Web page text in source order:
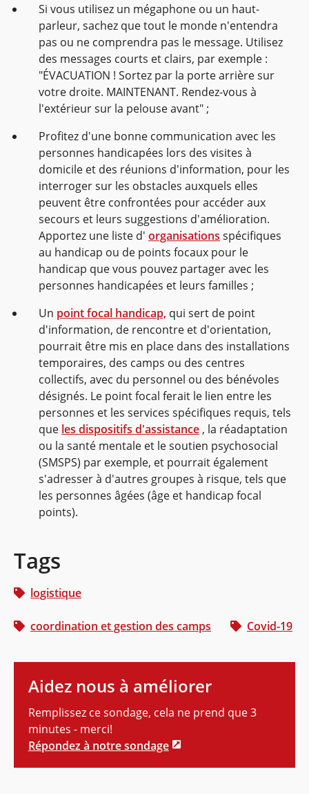
Si vous utilisez un mégaphone ou un haut-
parleur, sachez que tout le monde n'entendra
pas ou ne comprendra pas le message. Utilisez
des messages courts et clairs, par exemple :
"ÉVACUATION ! Sortez par la porte arrière sur
votre droite. MAINTENANT. Rendez-vous à
l'extérieur sur la pelouse avant" ;
Profitez d'une bonne communication avec les
personnes handicapées lors des visites à
domicile et des réunions d'information, pour les
interroger sur les obstacles auxquels elles
peuvent être confrontées pour accéder aux
secours et leurs suggestions d'amélioration.
Apportez une liste d' organisations spécifiques
au handicap ou de points focaux pour le
handicap que vous pouvez partager avec les
personnes handicapées et leurs familles ;
Un point focal handicap, qui sert de point
d'information, de rencontre et d'orientation,
pourrait être mis en place dans des installations
temporaires, des camps ou des centres
collectifs, avec du personnel ou des bénévoles
désignés. Le point focal ferait le lien entre les
personnes et les services spécifiques requis, tels
que les dispositifs d'assistance , la réadaptation
ou la santé mentale et le soutien psychosocial
(SMSPS) par exemple, et pourrait également
s'adresser à d'autres groupes à risque, tels que
les personnes âgées (âge et handicap focal
points).
Tags
logistique
coordination et gestion des camps Covid-19
Aidez nous à améliorer
Remplissez ce sondage, cela ne prend que 3
minutes - merci!
Répondez à notre sondage